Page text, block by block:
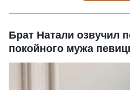
Брат Натали озвучил
покойного мужа